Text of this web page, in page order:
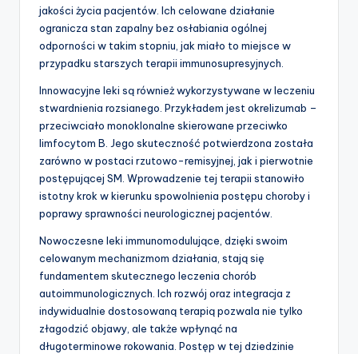
jakości życia pacjentów. Ich celowane działanie
ogranicza stan zapalny bez osłabiania ogólnej
odporności w takim stopniu, jak miało to miejsce w
przypadku starszych terapii immunosupresyjnych.
Innowacyjne leki są również wykorzystywane w leczeniu
stwardnienia rozsianego. Przykładem jest okrelizumab –
przeciwciało monoklonalne skierowane przeciwko
limfocytom B. Jego skuteczność potwierdzona została
zarówno w postaci rzutowo-remisyjnej, jak i pierwotnie
postępującej SM. Wprowadzenie tej terapii stanowiło
istotny krok w kierunku spowolnienia postępu choroby i
poprawy sprawności neurologicznej pacjentów.
Nowoczesne leki immunomodulujące, dzięki swoim
celowanym mechanizmom działania, stają się
fundamentem skutecznego leczenia chorób
autoimmunologicznych. Ich rozwój oraz integracja z
indywidualnie dostosowaną terapią pozwala nie tylko
złagodzić objawy, ale także wpłynąć na
długoterminowe rokowania. Postęp w tej dziedzinie